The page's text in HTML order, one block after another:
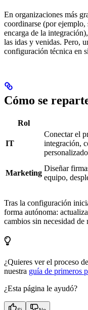
En organizaciones más
coordinarse (por
encarga de la
las idas y venidas. Pero,
configuración técnica en
Cómo se
Rol
IT
Conectar el
integración,
personalizado
Marketing
Diseñar
equipo,
Tras la configuración
forma autónoma:
cambios sin necesidad
¿Quieres ver el proceso
nuestra guía de primeros
¿Esta página le ayudó?